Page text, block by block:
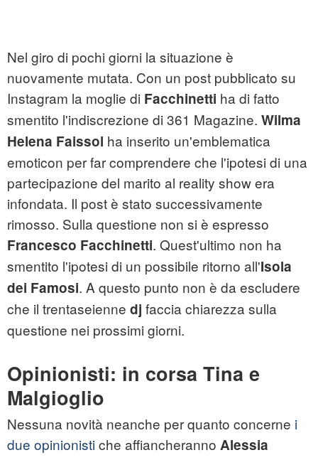
Nel giro di pochi giorni la situazione è
nuovamente mutata. Con un post pubblicato su
Instagram la moglie di Facchinetti ha di fatto
smentito l'indiscrezione di 361 Magazine. Wilma
Helena Faissol ha inserito un'emblematica
emoticon per far comprendere che l'ipotesi di una
partecipazione del marito al reality show era
infondata. Il post è stato successivamente
rimosso. Sulla questione non si è espresso
Francesco Facchinetti. Quest'ultimo non ha
smentito l'ipotesi di un possibile ritorno all'Isola
dei Famosi. A questo punto non è da escludere
che il trentaseienne dj faccia chiarezza sulla
questione nei prossimi giorni.
Opinionisti: in corsa Tina e
Malgioglio
Nessuna novità neanche per quanto concerne i
due opinionistiche affiancheranno Alessia